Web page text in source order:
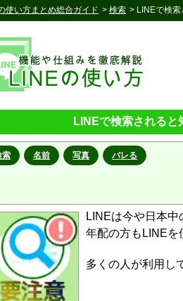
使い方まとめ総合ガイド > 検索 > LINEで検
LINEで検索されると
索 名前 写真 バレる
LINEは今や日本
年配の方もLINEを
多くの人が利用し